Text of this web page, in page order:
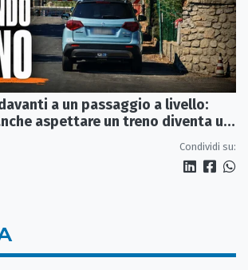
a un passaggio a livello:
aspettare un treno diventa un
Condividi su: